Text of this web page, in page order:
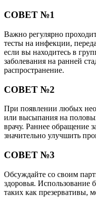
СОВЕТ №1
Важно регулярно
тесты на инфекции,
если вы находитесь в
заболевания на ранней
распространение.
СОВЕТ №2
При появлении любых
или высыпания на
врачу. Раннее обращение
значительно улучшить
СОВЕТ №3
Обсуждайте со своим
здоровья. Использование
таких как презервативы,